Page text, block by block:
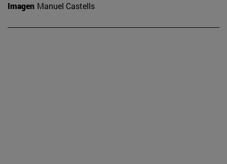
Imagen Manuel Castells